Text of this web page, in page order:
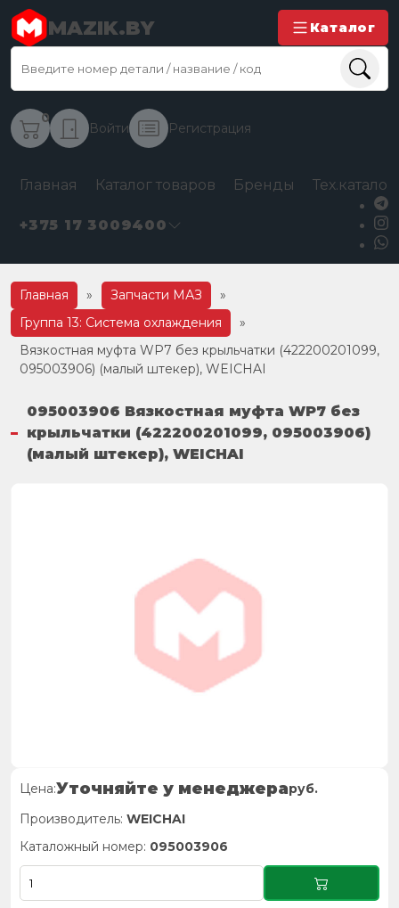
MAZIK.BY Каталог
0
Войти Регистрация
Главная Каталог товаров Бренды
+375 17 3009400
Главная » Запчасти МАЗ
»
Группа 13: Система охлаждения
»
Вязкостная муфта WP7 без крыльчатки (422200201099,
095003906) (малый штекер), WEICHAI
095003906 Вязкостная муфта WP7 без
крыльчатки (422200201099, 095003906)
(малый штекер), WEICHAI
Цена:Уточняйте у менеджераруб.
Производитель: WEICHAI
Каталожный номер: 095003906